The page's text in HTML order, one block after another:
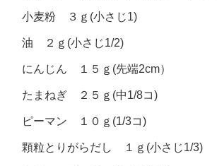
小麦粉 ３ｇ(小さじ1)
油 ２ｇ(小さじ1/2)
にんじん １５ｇ(先端2cm）
たまねぎ ２５ｇ(中1/8コ)
ピーマン １０ｇ(1/3コ)
顆粒とりがらだし １ｇ(小さじ1/3)